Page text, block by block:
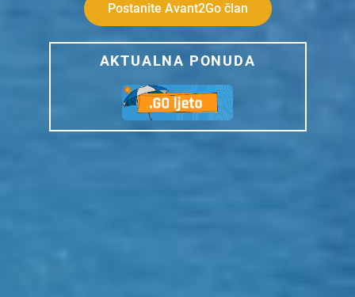
Postanite Avant2Go član
AKTUALNA PONUDA